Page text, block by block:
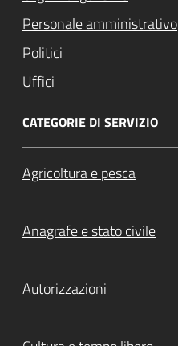
Personale amministrativo
Politici
Uffici
CATEGORIE DI SERVIZIO
Agricoltura e pesca
Anagrafe e stato civile
Autorizzazioni